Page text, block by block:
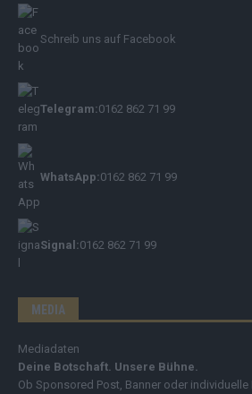
Schreib uns auf Facebook
Telegram:0162 862 71 99
WhatsApp:0162 862 71 99
Signal:0162 862 71 99
MEDIA
Mediadaten
Deine Botschaft. Unsere Bühne.
Ob Sponsored Post, Banner oder